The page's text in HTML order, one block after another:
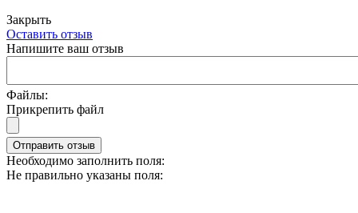
Закрыть
Оставить отзыв
Напишите ваш отзыв
Файлы:
Прикрепить файл
Отправить отзыв
Необходимо заполнить поля:
Не правильно указаны поля: